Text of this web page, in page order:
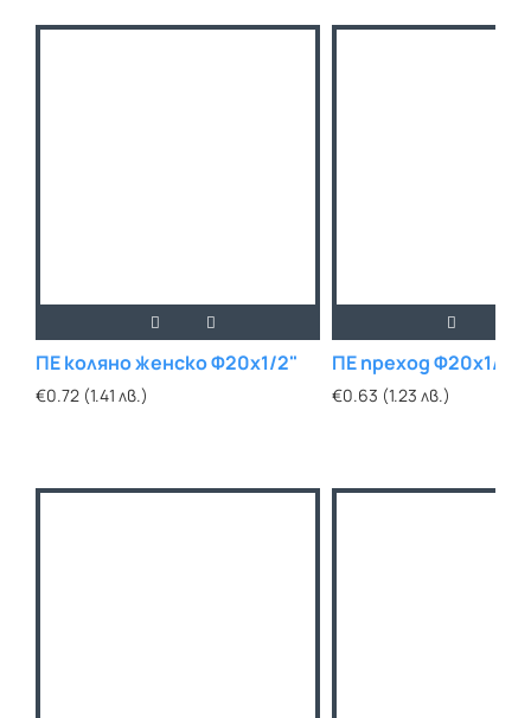
ПЕ коляно женско Ф20х1/2"
€0.72 (1.41 лв.)
ПЕ преход Ф20х1/
€0.63 (1.23 лв.)